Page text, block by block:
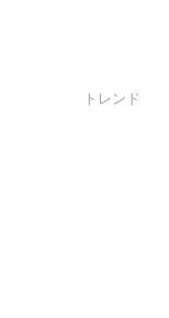
トレンド